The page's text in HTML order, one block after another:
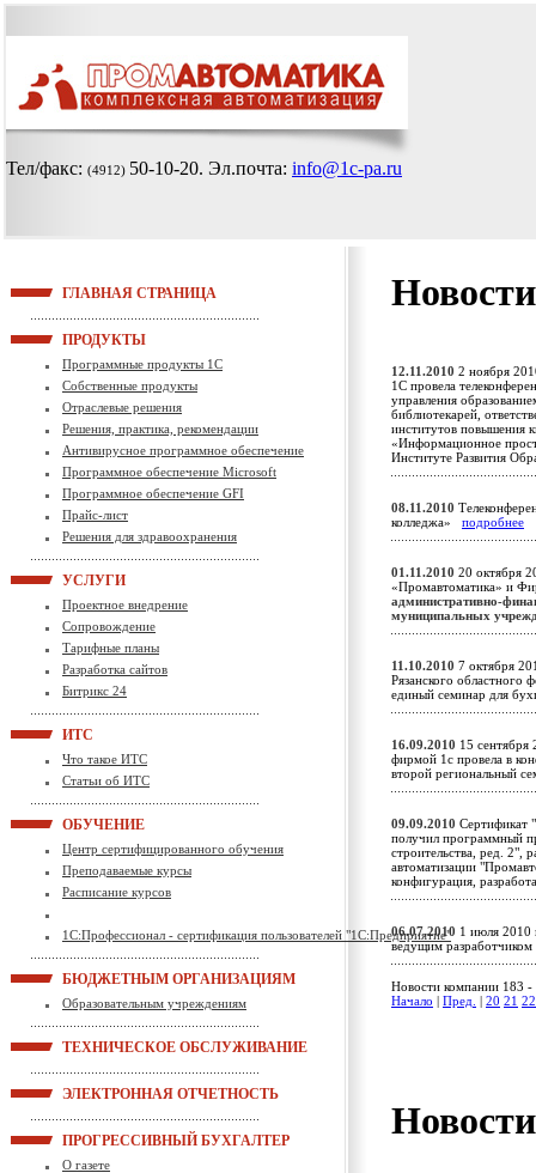
Тел/факс: (4912) 50-10-20. Эл.почта: info@1c-pa.ru
ГЛАВНАЯ СТРАНИЦА
ПРОДУКТЫ
Программные продукты 1С
Собственные продукты
Отраслевые решения
Решения, практика, рекомендации
Антивирусное программное обеспечение
Программное обеспечение Microsoft
Программное обеспечение GFI
Прайс-лист
Решения для здравоохранения
УСЛУГИ
Проектное внедрение
Сопровождение
Тарифные планы
Разработка сайтов
Битрикс 24
ИТС
Что такое ИТС
Статьи об ИТС
ОБУЧЕНИЕ
Центр сертифицированного обучения
Преподаваемые курсы
Расписание курсов
1С:Профессионал - сертификация пользователей "1С:Предприятие"
БЮДЖЕТНЫМ ОРГАНИЗАЦИЯМ
Образовательным учреждениям
ТЕХНИЧЕСКОЕ ОБСЛУЖИВАНИЕ
ЭЛЕКТРОННАЯ ОТЧЕТНОСТЬ
ПРОГРЕССИВНЫЙ БУХГАЛТЕР
О газете
12.11.2010 2 ноября
1С провела
управления
библиотекарей,
институтов повышения
«Информационное
Институте Развития
08.11.2010
колледжа» подробнее
01.11.2010 20 октября
«Промавтоматика» и
административно-
муниципальных
11.10.2010 7 октября
Рязанского областного
единый семинар для
16.09.2010 15 сентября
фирмой 1с провела в
второй региональный
09.09.2010 Сертификат
получил программный
строительства, ред.
автоматизации
конфигурация,
06.07.2010 1 июля 2010
ведущим
Новости компании 183 -
Начало
Пред. 20 21 22